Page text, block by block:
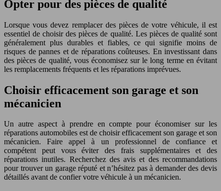
Opter pour des pièces de qualité
Lorsque vous devez remplacer des pièces de votre véhicule, il est
essentiel de choisir des pièces de qualité. Les pièces de qualité sont
généralement plus durables et fiables, ce qui signifie moins de
risques de pannes et de réparations coûteuses. En investissant dans
des pièces de qualité, vous économisez sur le long terme en évitant
les remplacements fréquents et les réparations imprévues.
Choisir efficacement son garage et son
mécanicien
Un autre aspect à prendre en compte pour économiser sur les
réparations automobiles est de choisir efficacement son garage et son
mécanicien. Faire appel à un professionnel de confiance et
compétent peut vous éviter des frais supplémentaires et des
réparations inutiles. Recherchez des avis et des recommandations
pour trouver un garage réputé et n’hésitez pas à demander des devis
détaillés avant de confier votre véhicule à un mécanicien.